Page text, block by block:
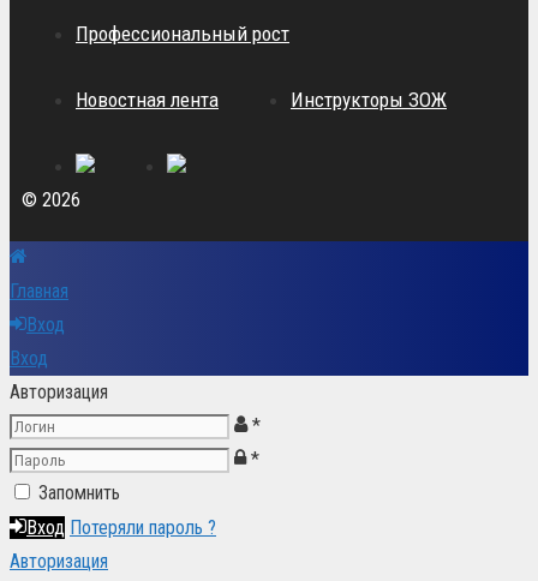
Профессиональный рост
Новостная лента Инструкторы ЗОЖ
© 2026
Главная
Вход
Вход
Авторизация
*
*
Запомнить
Вход Потеряли пароль ?
Авторизация